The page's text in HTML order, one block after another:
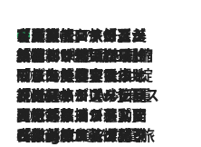
2026.8.7
【厳選旅コスメ】「多機能アイテムがメイン！」旅好き美容エディターが選んだ夏旅ベストコスメを発表【Mサイズジップ】
2026.8.6
「荷物が増えるほど旅ストレスは増す」美容ジャーナリストがたどり着いた最終結論。“化粧品を劇的に減らす”感動の凝縮美容とは
2026.8.6
「旅先には金髪ウィッグを持参」日本と同じメイクでは損してる!? 美容ジャーナリストが提案する“掟破りの旅美容”とは
2026.8.6
【厳選旅コスメ】「身軽さ＆UV対策重視！」ヘアアーティストshucoが選んだ夏旅ベストコスメを発表【Mサイズジップ】
2026.8.5
【厳選旅コスメ】国内をあちこち移動する河井菜摘が選んだ夏旅ベストコスメ発表！「リラックスアイテムはマスト」【Mサイズジップ】
2026.8.4
【厳選旅コスメ】「紫外線＆乾燥対策しながらメイク感も！」ヘア＆メイクGeorgeが選んだ夏旅ベストコスメを発表！【Mサイズジップ】